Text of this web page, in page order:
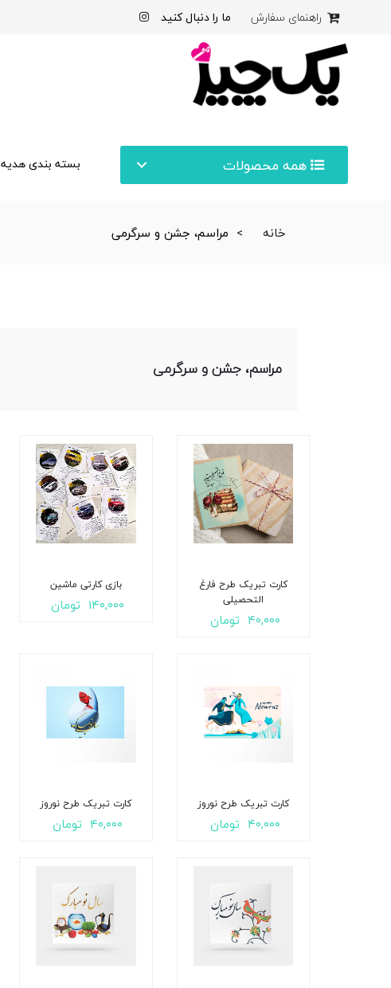
راهنمای سفارش ما را دنبال کنید
همه محصولات بسته بندی هدیه
خانه مراسم، جشن و سرگرمی
مراسم، جشن و سرگرمی
کارت تبریک طرح فارغ
التحصیلی
۴۰,۰۰۰ تومان
بازی کارتی ماشین
۱۴۰,۰۰۰ تومان
کارت تبریک طرح نوروز
۴۰,۰۰۰ تومان
کارت تبریک طرح نوروز
۴۰,۰۰۰ تومان